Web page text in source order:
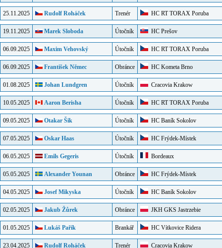
25.11.2025 Rudolf Roháček Trenér HC RT TORAX Poruba
19.11.2025 Marek Sloboda Útočník HC Prešov
06.09.2025 Maxim Vehovský Útočník HC RT TORAX Poruba
06.09.2025 František Němec Obránce HC Kometa Brno
01.08.2025 Johan Lundgren Útočník Cracovia Krakow
10.05.2025 Aaron Berisha Útočník HC RT TORAX Poruba
09.05.2025 Otakar Šik Útočník HC Baník Sokolov
07.05.2025 Oskar Haas Útočník HC Frýdek-Místek
06.05.2025 Emils Gegeris Útočník Bordeaux
05.05.2025 Alexander Younan Obránce HC Frýdek-Místek
04.05.2025 Josef Mikyska Útočník HC Baník Sokolov
02.05.2025 Jakub Žůrek Obránce JKH GKS Jastrzebie
01.05.2025 Lukáš Pařík Brankář HC Vítkovice Ridera
23.04.2025 Rudolf Roháček Trenér Cracovia Krakow